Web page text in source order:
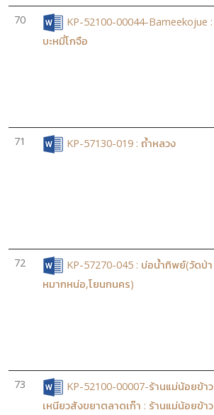
70
KP-52100-00044-Bameekojue :
บะหมี่โกจือ
71 KP-57130-019 : ถ้ำหลวง
72
KP-57270-045 : บ่อน้ำทิพย์(วัดป่า
หมากหน่อ,โยนกนคร)
73
KP-52100-00007-ร้านแม่น้อยข้าว
เหนียวสังขยาตลาดเก๊า : ร้านแม่น้อยข้าว